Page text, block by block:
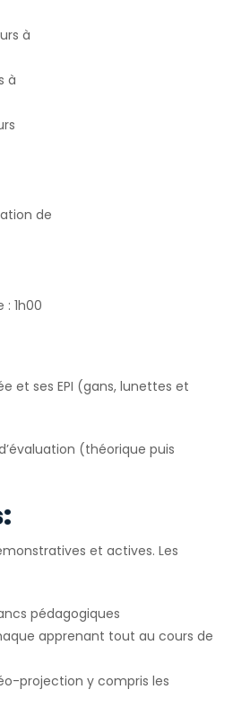
à
à
de
1h00
et ses EPI (gans, lunettes et
(théorique puis
et actives. Les
pédagogiques
apprenant tout au cours de
projection y compris les